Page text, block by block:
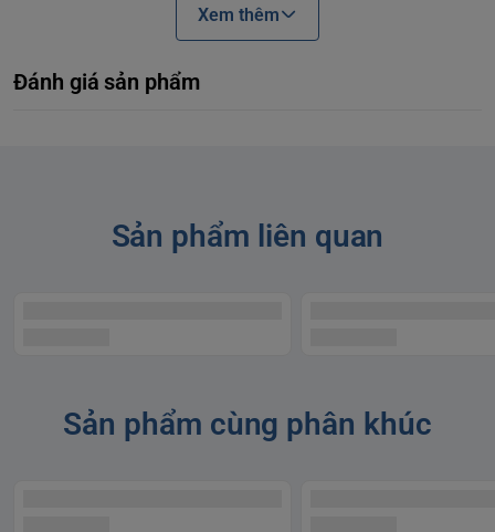
Xem thêm
Đánh giá sản phẩm
Sản phẩm liên quan
Sản phẩm cùng phân khúc